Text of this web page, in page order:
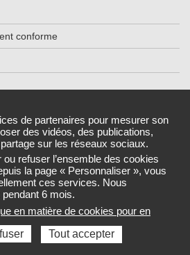
de partenaires pour mesurer son
des vidéos, des publications,
sur les réseaux sociaux.
refuser l’ensemble des cookies
la page « Personnaliser », vous
ces services. Nous
6 mois.
en matière de cookies pour en
Tout accepter
conforme
cookies
accéder au site de votre Agence